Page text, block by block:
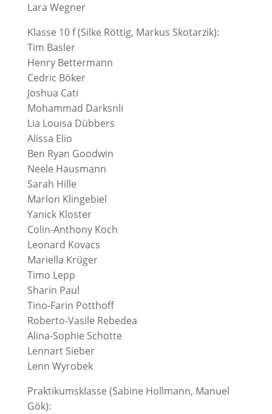
Lara Wegner
Klasse 10 f (Silke Röttig, Markus Skotarzik):
Tim Basler
Henry Bettermann
Cedric Böker
Joshua Cati
Mohammad Darksnli
Lia Louisa Dübbers
Alissa Elio
Ben Ryan Goodwin
Neele Hausmann
Sarah Hille
Marlon Klingebiel
Yanick Kloster
Colin-Anthony Koch
Leonard Kovacs
Mariella Krüger
Timo Lepp
Sharin Paul
Tino-Farin Potthoff
Roberto-Vasile Rebedea
Alina-Sophie Schotte
Lennart Sieber
Lenn Wyrobek
Praktikumsklasse (Sabine Hollmann, Manuel
Gök):